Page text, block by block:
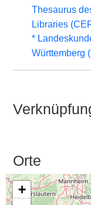
Thesaurus
Libraries
*
Württemberg
Orte
+